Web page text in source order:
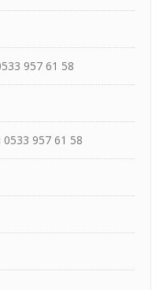
957 61 58
957 61 58